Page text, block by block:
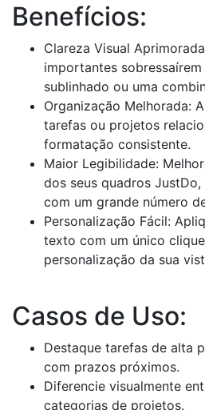
Benefícios:
Clareza Visual
importantes
sublinhado ou uma
Organização Melhorada:
tarefas ou projetos
formatação consistente.
Maior Legibilidade:
dos seus quadros
com um grande número
Personalização Fácil:
texto com um único
personalização da sua
Casos de Uso:
Destaque tarefas de alta
com prazos próximos.
Diferencie visualmente
categorias de projetos.